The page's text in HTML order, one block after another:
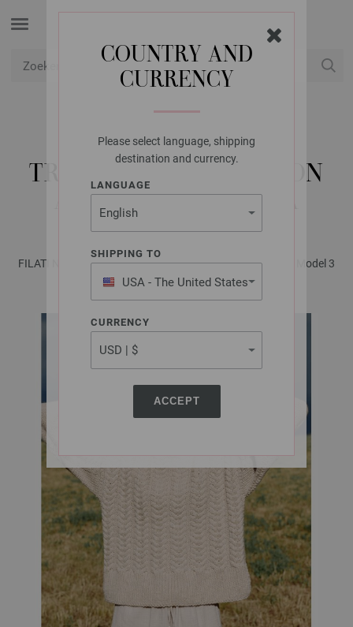
COUNTRY AND
CURRENCY
Please select language, shipping
destination and currency.
LANGUAGE
SHIPPING TO
USA - The United States
of America
CURRENCY
ACCEPT
LANA GROSSA
TRUI IN KABELPATROON
ALTA MODA ALPACA
FILATI No. 64 - Tijdschrift (DE) + Breibeschrijvingen (NL) | Model 3